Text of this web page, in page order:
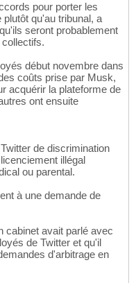
pour porter les
qu'au tribunal, a
seront probablement
début novembre dans
coûts prise par Musk,
acquérir la plateforme de
ont ensuite
de discrimination
illégal
ou parental.
à une demande de
cabinet avait parlé avec
de Twitter et qu'il
d'arbitrage en